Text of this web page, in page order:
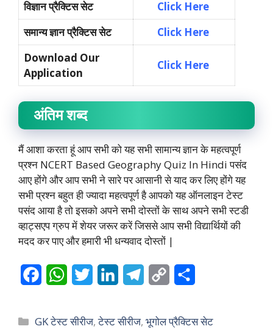
विज्ञान प्रैक्टिस सेट
Click Here
समान्य ज्ञान प्रैक्टिस सेट
Click Here
Download Our
Application
Click Here
अंतिम शब्द
मैं आशा करता हूं आप सभी को यह सभी सामान्य ज्ञान के महत्वपूर्ण
प्रश्न NCERT Based Geography Quiz In Hindi पसंद
आए होंगे और आप सभी ने सारे पर आसानी से याद कर लिए होंगे यह
सभी प्रश्न बहुत ही ज्यादा महत्वपूर्ण है आपको यह ऑनलाइन टेस्ट
पसंद आया है तो इसको अपने सभी दोस्तों के साथ अपने सभी स्टडी
व्हाट्सएप ग्रुप में शेयर जरूर करें जिससे आप सभी विद्यार्थियों की
मदद कर पाए और हमारी भी धन्यवाद दोस्तों |
c
W
a
i
n
l
p
a
Categories
GK टेस्ट सीरीज,टेस्ट सीरीज,भूगोल प्रैक्टिस सेट